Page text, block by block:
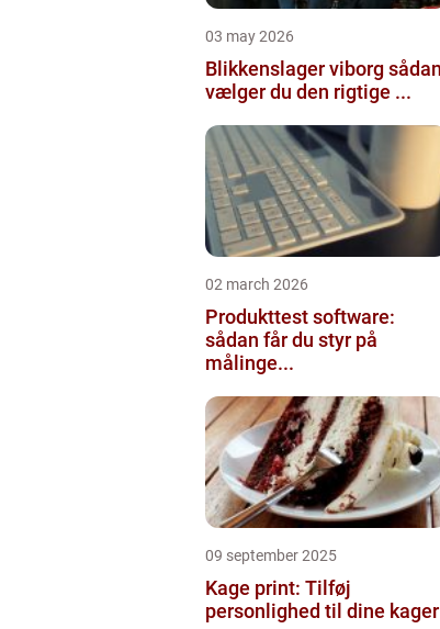
03 may 2026
Blikkenslager viborg sådan
vælger du den rigtige ...
02 march 2026
Produkttest software:
sådan får du styr på
målinge...
09 september 2025
Kage print: Tilføj
personlighed til dine kager